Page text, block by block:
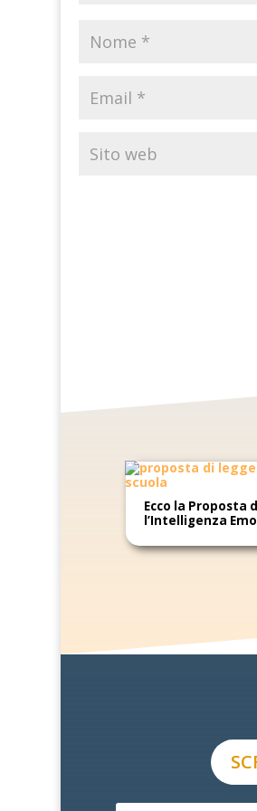
Ecco la Proposta
l’Intelligenza